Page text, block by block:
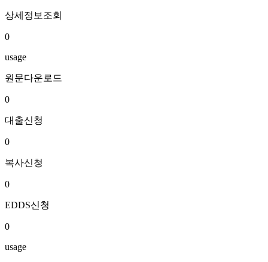
상세정보조회
0
usage
원문다운로드
0
대출신청
0
복사신청
0
EDDS신청
0
usage